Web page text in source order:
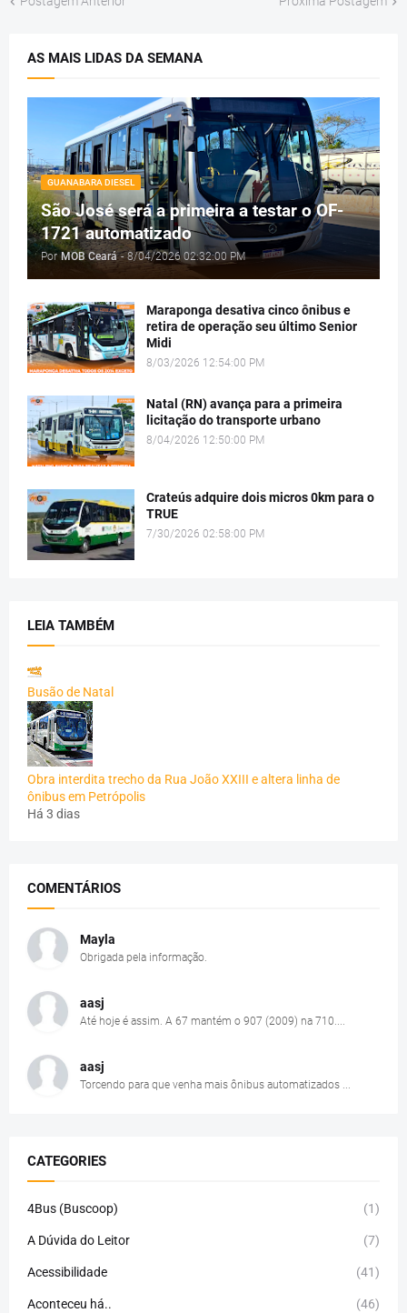
AS MAIS LIDAS DA SEMANA
GUANABARA DIESEL
São José será a primeira a testar o OF-
1721 automatizado
Por MOB Ceará - 8/04/2026 02:32:00 PM
Maraponga desativa cinco ônibus e
retira de operação seu último Senior
Midi
8/03/2026 12:54:00 PM
Natal (RN) avança para a primeira
licitação do transporte urbano
8/04/2026 12:50:00 PM
Crateús adquire dois micros 0km para o
TRUE
7/30/2026 02:58:00 PM
LEIA TAMBÉM
Busão de Natal
Obra interdita trecho da Rua João XXIII e altera linha de
ônibus em Petrópolis
Há 3 dias
COMENTÁRIOS
Mayla
Obrigada pela informação.
aasj
Até hoje é assim. A 67 mantém o 907 (2009) na 710....
aasj
Torcendo para que venha mais ônibus automatizados ...
CATEGORIES
4Bus (Buscoop) (1)
A Dúvida do Leitor (7)
Acessibilidade (41)
Aconteceu há.. (46)